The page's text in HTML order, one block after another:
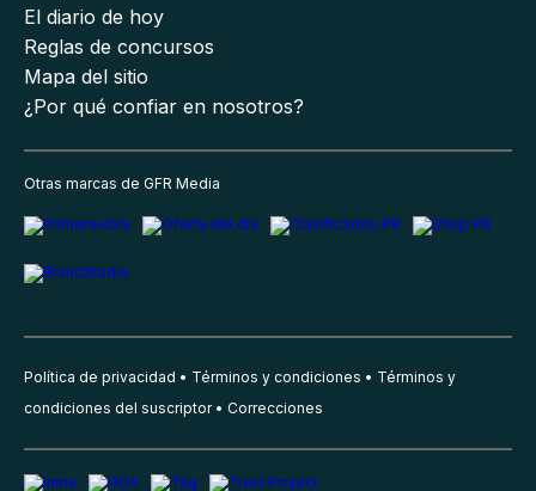
El diario de hoy
Reglas de concursos
Mapa del sitio
¿Por qué confiar en nosotros?
Otras marcas de GFR Media
Política de privacidad Términos y condiciones
Términos y
condiciones del suscriptor
Correcciones